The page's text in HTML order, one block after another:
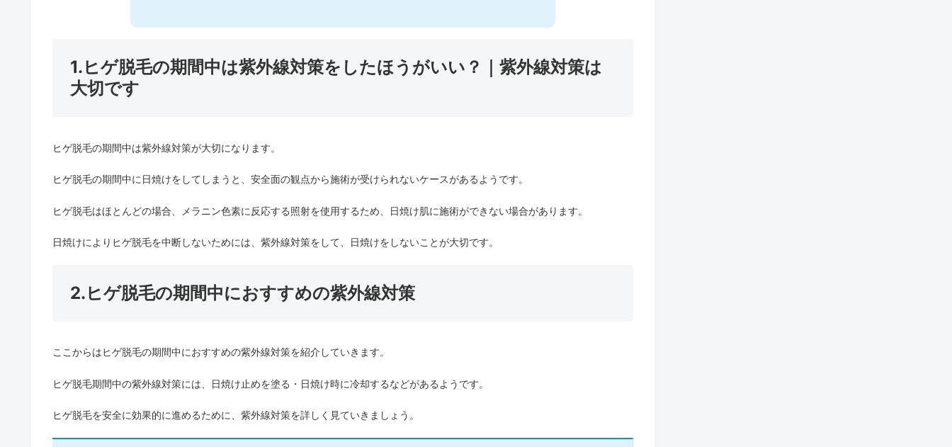
1.ヒゲ脱毛の期間中は紫外線対策をしたほうがいい？｜紫外線対策は
大切です
ヒゲ脱毛の期間中は紫外線対策が大切になります。
ヒゲ脱毛の期間中に日焼けをしてしまうと、安全面の観点から施術が受けられないケースがあるようです。
ヒゲ脱毛はほとんどの場合、メラニン色素に反応する照射を使用するため、日焼け肌に施術ができない場合があります。
日焼けによりヒゲ脱毛を中断しないためには、紫外線対策をして、日焼けをしないことが大切です。
2.ヒゲ脱毛の期間中におすすめの紫外線対策
ここからはヒゲ脱毛の期間中におすすめの紫外線対策を紹介していきます。
ヒゲ脱毛期間中の紫外線対策には、日焼け止めを塗る・日焼け時に冷却するなどがあるようです。
ヒゲ脱毛を安全に効果的に進めるために、紫外線対策を詳しく見ていきましょう。